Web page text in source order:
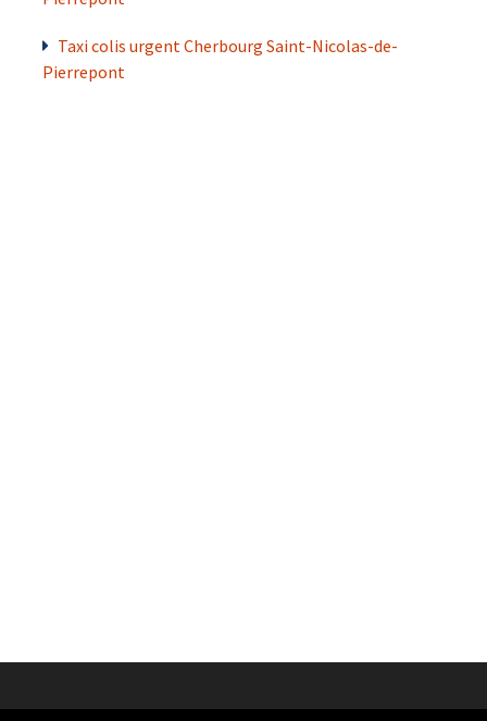
Taxi colis urgent Cherbourg Saint-Nicolas-de-
Pierrepont